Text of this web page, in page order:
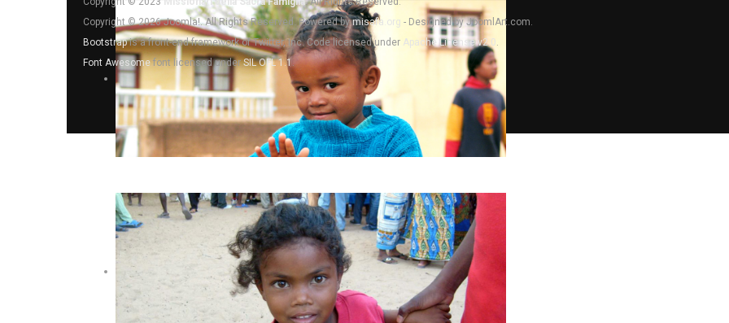
Copyright © 2026 Joomla!. All Rights Reserved. Powered bymisafa.org - Designed by JoomlArt.com.
Bootstrapis a front-end framework of Twitter, Inc. Code licensed under Apache License v2.0
Font Awesomefont licensed underSIL OFL 1.1 .